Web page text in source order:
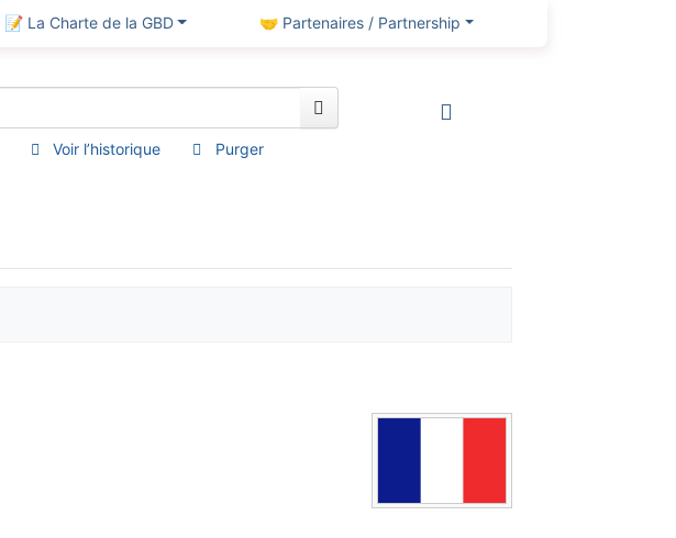
📝 La Charte de la GBD 🤝 Partenaires / Partnership
Voir l’historique Purger